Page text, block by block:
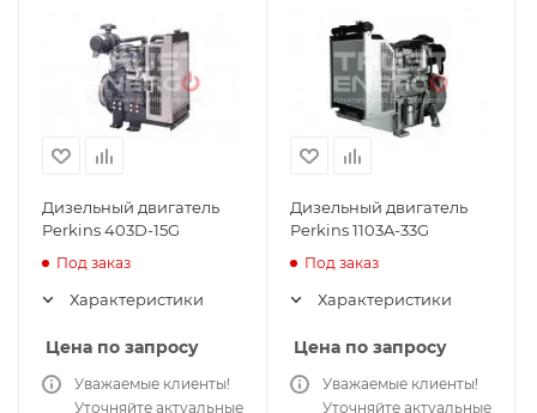
Дизельный двигатель
Perkins 403D-15G
Под заказ
Характеристики
Цена по запросу
Уважаемые клиенты!
Уточняйте актуальные
Дизельный двигатель
Perkins 1103A-33G
Под заказ
Характеристики
Цена по запросу
Уважаемые клиенты!
Уточняйте актуальные